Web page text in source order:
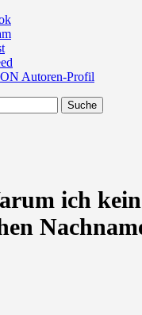
Autoren-Profil
ich